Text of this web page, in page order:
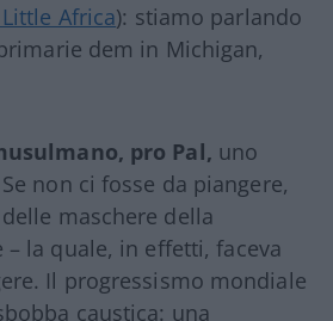
Africa): stiamo parlando
dem in Michigan,
pro Pal, uno
non ci fosse da piangere,
maschere della
– la quale, in effetti, faceva
Il progressismo mondiale
caustica: una